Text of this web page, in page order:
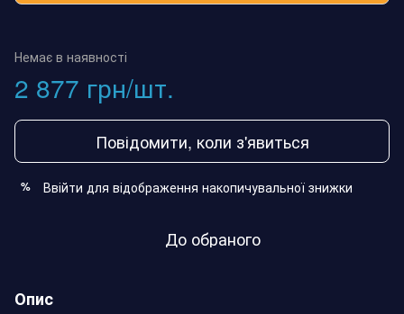
Немає в наявності
2 877 грн/шт.
Повідомити, коли з'явиться
% Ввійти для відображення накопичувальної знижки
До обраного
Опис